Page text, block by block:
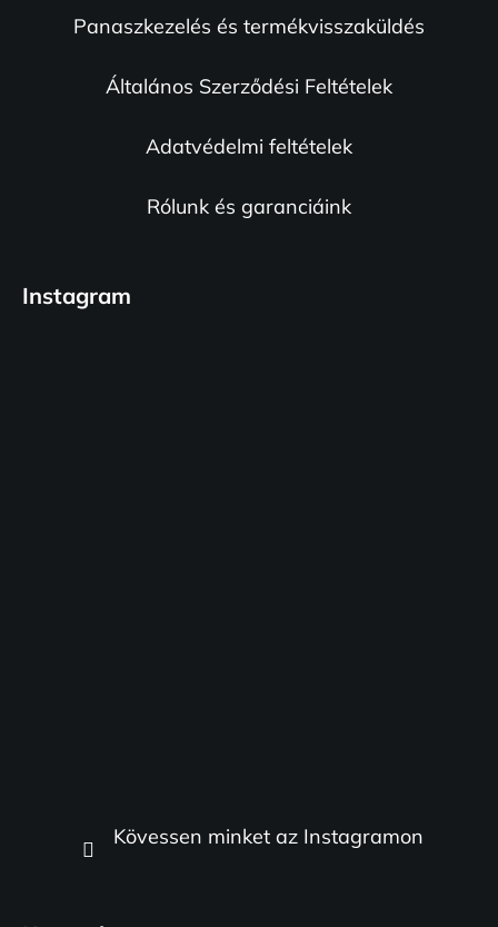
á
y
á
e
Panaszkezelés és termékvisszaküldés
Általános Szerződési Feltételek
Adatvédelmi feltételek
Rólunk és garanciáink
Instagram
Kövessen minket az Instagramon